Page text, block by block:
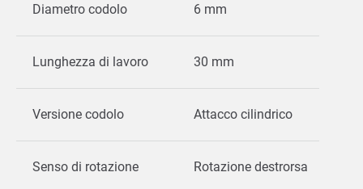
Diametro codolo 6 mm
Lunghezza di lavoro 30 mm
Versione codolo Attacco cilindrico
Senso di rotazione Rotazione destrorsa